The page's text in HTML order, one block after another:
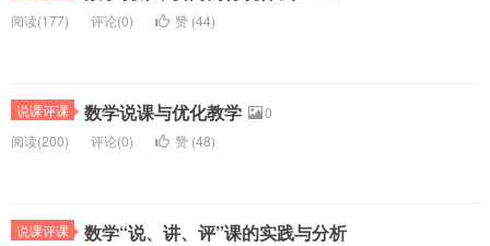
阅读(177) 评论(0) 赞 (44)
说课评课 数学说课与优化教学
0
阅读(200) 评论(0) 赞 (48)
说课评课 数学“说、讲、评”课的实践与分析